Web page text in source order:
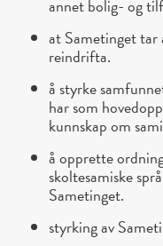
annet bolig- og
at Sametinget tar
reindrifta.
å styrke
har som
kunnskap om
å opprette
skoltesamiske
Sametinget.
styrking av